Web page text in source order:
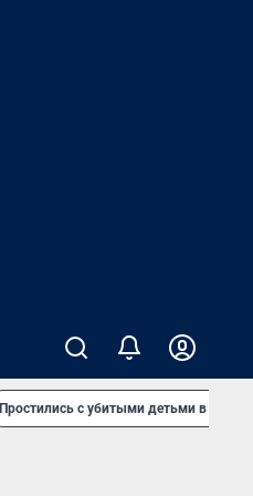
Простились с убитыми детьми в